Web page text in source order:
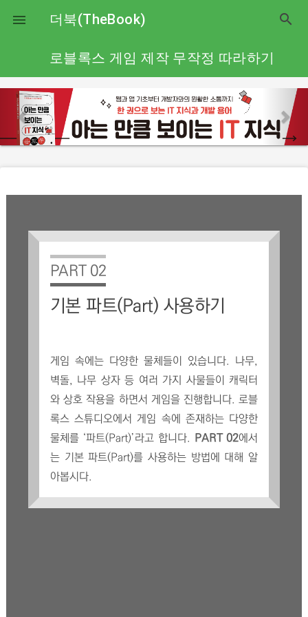
close
 더북(TheBook) search
로블록스 게임 제작 무작정 따라하기
p
r
e
o
s
e
x
PART 02
기본 파트(Part) 사용하기
게임 속에는 다양한 물체들이 있습니다. 나무,
벽돌, 나무 상자 등 여러 가지 사물들이 캐릭터
와 상호 작용을 하면서 게임을 진행합니다. 로블
록스 스튜디오에서 게임 속에 존재하는 다양한
물체를 ‘파트(Part)’라고 합니다.
PART 02에서
는 기본 파트(Part)를 사용하는 방법에 대해 알
아봅시다.